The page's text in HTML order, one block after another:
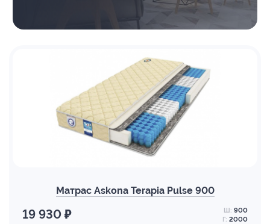
Матрас Askona Terapia Pulse 900
19 930 ₽ Ш: 900
Г: 2000